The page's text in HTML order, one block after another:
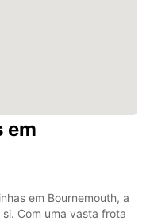
em
em Bournemouth, a
Com uma vasta frota